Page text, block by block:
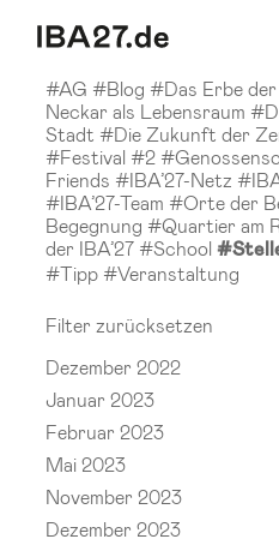
#AG #Blog #Das Erbe
Neckar als Lebensraum
Stadt #Die Zukunft der
#Festival #2
Friends #IBA’27-Netz
#IBA’27-Team #Orte der
Begegnung #Quartier am
der IBA’27 #School
#Tipp #Veranstaltung
Filter zurücksetzen
Dezember 2022
Januar 2023
Februar 2023
Mai 2023
November 2023
Dezember 2023